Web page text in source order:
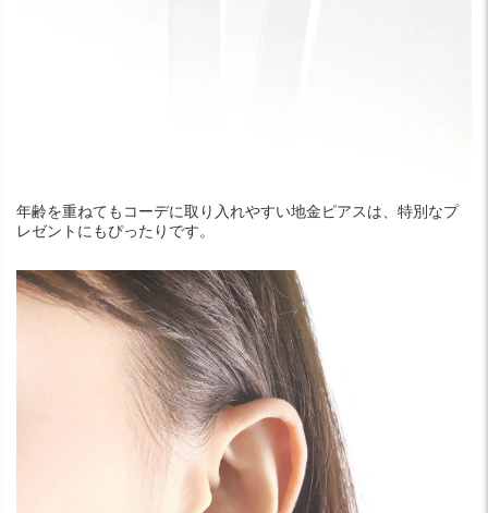
年齢を重ねてもコーデに取り入れやすい地金ピアスは、特別なプ
レゼントにもぴったりです。